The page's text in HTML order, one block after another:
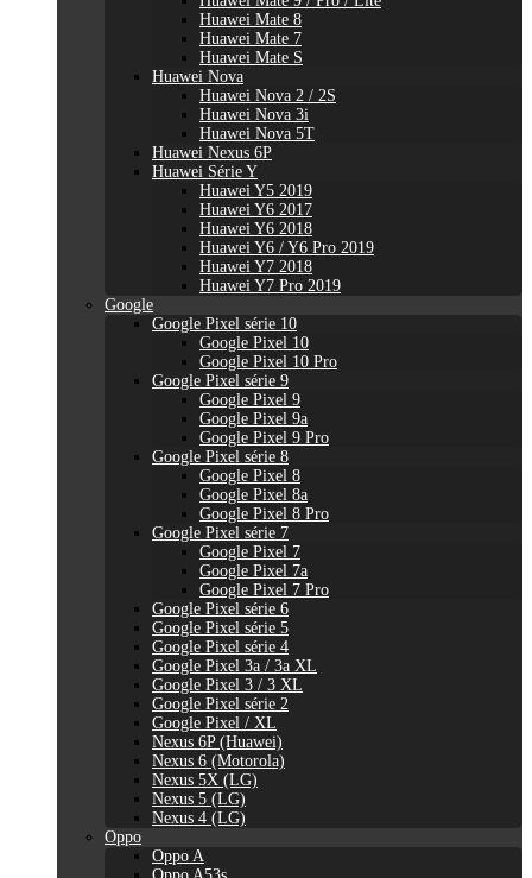
Huawei Mate 8
Huawei Mate 7
Huawei Mate S
Huawei Nova
Huawei Nova 2 / 2S
Huawei Nova 3i
Huawei Nova 5T
Huawei Nexus 6P
Huawei Série Y
Huawei Y5 2019
Huawei Y6 2017
Huawei Y6 2018
Huawei Y6 / Y6 Pro 2019
Huawei Y7 2018
Huawei Y7 Pro 2019
Google
Google Pixel série 10
Google Pixel 10
Google Pixel 10 Pro
Google Pixel série 9
Google Pixel 9
Google Pixel 9a
Google Pixel 9 Pro
Google Pixel série 8
Google Pixel 8
Google Pixel 8a
Google Pixel 8 Pro
Google Pixel série 7
Google Pixel 7
Google Pixel 7a
Google Pixel 7 Pro
Google Pixel série 6
Google Pixel série 5
Google Pixel série 4
Google Pixel 3a / 3a XL
Google Pixel 3 / 3 XL
Google Pixel série 2
Google Pixel / XL
Nexus 6P (Huawei)
Nexus 6 (Motorola)
Nexus 5X (LG)
Nexus 5 (LG)
Nexus 4 (LG)
Oppo
Oppo A